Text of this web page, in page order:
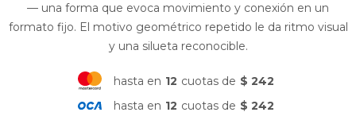
— una forma que evoca movimiento y conexión en un
formato fijo. El motivo geométrico repetido le da ritmo visual
y una silueta reconocible.
hasta en 12 cuotas de $ 242
hasta en 12 cuotas de $ 242